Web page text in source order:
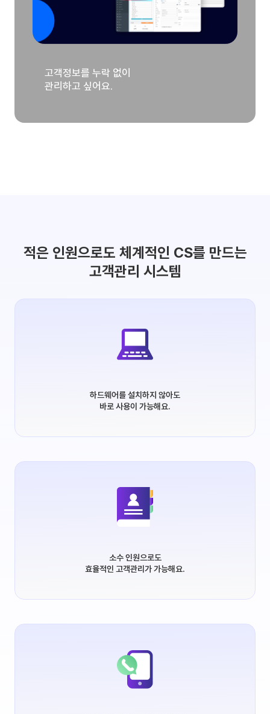
고객정보를 누락 없이
관리하고 싶어요.
적은 인원으로도 체계적인 CS를 만드는
고객관리 시스템
하드웨어를 설치하지 않아도
바로 사용이 가능해요.
소수 인원으로도
효율적인 고객관리가 가능해요.